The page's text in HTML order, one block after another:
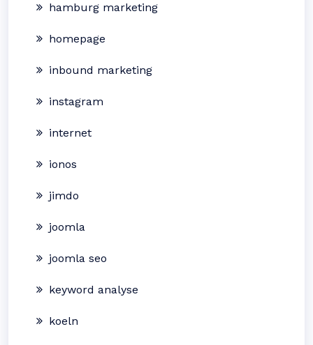
hamburg marketing
homepage
inbound marketing
instagram
internet
ionos
jimdo
joomla
joomla seo
keyword analyse
koeln